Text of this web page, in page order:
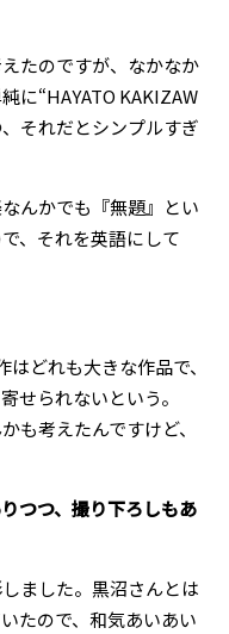
たのですが、なかなか
に“HAYATO KAKIZAW
それだとシンプルすぎ
んかでも『無題』とい
、それを英語にして
どれも大きな作品で、
せられないという。
も考えたんですけど、
りつつ、撮り下ろしもあ
ました。黒沼さんとは
たので、和気あいあい